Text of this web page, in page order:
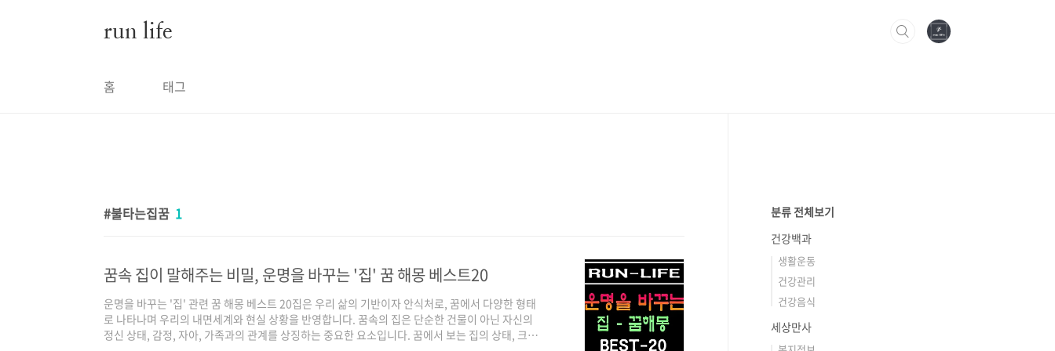
run life
홈 태그
불타는집꿈 1
꿈속 집이 말해주는 비밀, 운명을 바꾸는 '집' 꿈 해몽 베스트20
운명을 바꾸는 '집' 관련 꿈 해몽 베스트 20집은 우리 삶의 기반이자 안식처로, 꿈에서 다양한 형태
로 나타나며 우리의 내면세계와 현실 상황을 반영합니다. 꿈속의 집은 단순한 건물이 아닌 자신의
정신 상태, 감정, 자아, 가족과의 관계를 상징하는 중요한 요소입니다. 꿈에서 보는 집의 상태, 크
분류 전체보기
건강백과
생활운동
건강관리
건강음식
세상만사